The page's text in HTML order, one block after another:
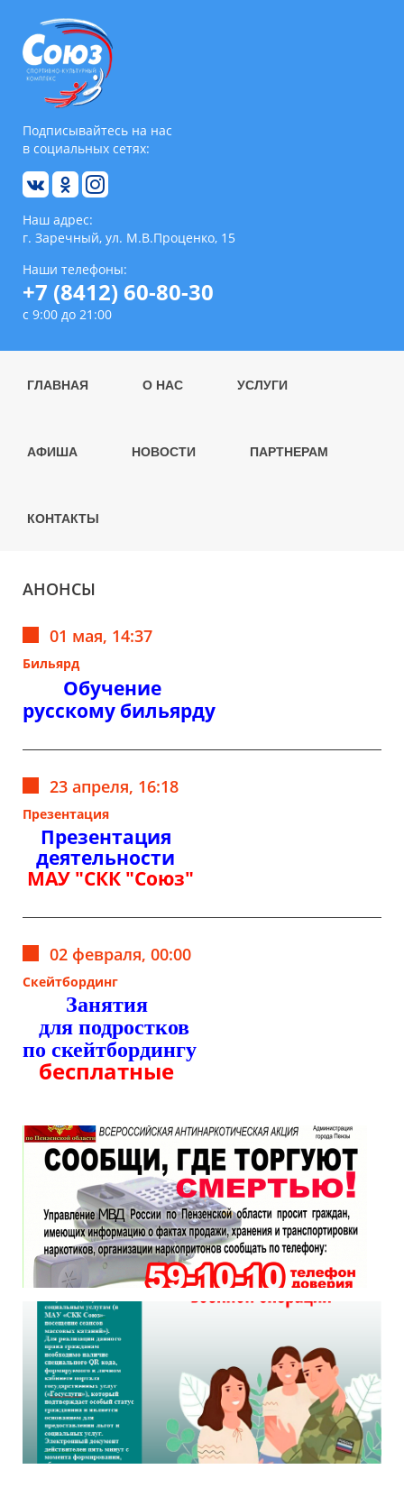
Подписывайтесь на нас
в социальных сетях:
Наш адрес:
г. Заречный, ул. М.В.Проценко, 15
Наши телефоны:
+7 (8412) 60-80-30
с 9:00 до 21:00
ГЛАВНАЯ О НАС УСЛУГИ
АФИША НОВОСТИ ПАРТНЕРАМ
КОНТАКТЫ
АНОНСЫ
01 мая, 14:37
Бильярд
Обучение
русскому бильярду
23 апреля, 16:18
Презентация
Презентация
деятельности
МАУ "СКК "Союз"
02 февраля, 00:00
Скейтбординг
Занятия
для подростков
по скейтбордингу
бесплатные